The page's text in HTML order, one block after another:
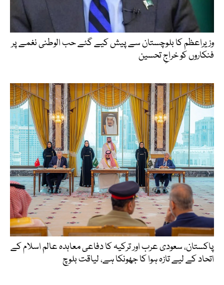
وزیراعظم کا بلوچستان سے پیش کیے گئے حب الوطنی نغمے پر
فنکاروں کو خراجِ تحسین
پاکستان، سعودی عرب اور ترکیہ کا دفاعی معاہدہ عالم اسلام کے
اتحاد کے لیے تازہ ہوا کا جھونکا ہے، لیاقت بلوچ